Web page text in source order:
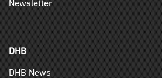
Newsletter
DHB
DHB News